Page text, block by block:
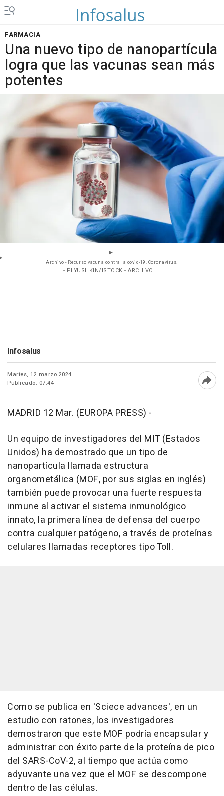
FARMACIA
Una nuevo tipo de nanopartícula
logra que las vacunas sean más
potentes
Archivo - Recurso vacuna contra la covid-19. Coronavirus.
- PLYUSHKIN/ISTOCK - ARCHIVO
Infosalus
Martes, 12 marzo 2024
Publicado: 07:44
MADRID 12 Mar. (EUROPA PRESS) -
Un equipo de investigadores del MIT (Estados
Unidos) ha demostrado que un tipo de
nanopartícula llamada estructura
organometálica (MOF, por sus siglas en inglés)
también puede provocar una fuerte respuesta
inmune al activar el sistema inmunológico
innato, la primera línea de defensa del cuerpo
contra cualquier patógeno, a través de proteínas
celulares llamadas receptores tipo Toll.
Como se publica en 'Sciece advances', en un
estudio con ratones, los investigadores
demostraron que este MOF podría encapsular y
administrar con éxito parte de la proteína de pico
del SARS-CoV-2, al tiempo que actúa como
adyuvante una vez que el MOF se descompone
dentro de las células.